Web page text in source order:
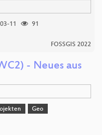
11
91
FOSSGIS 2022
- Neues aus
Geo